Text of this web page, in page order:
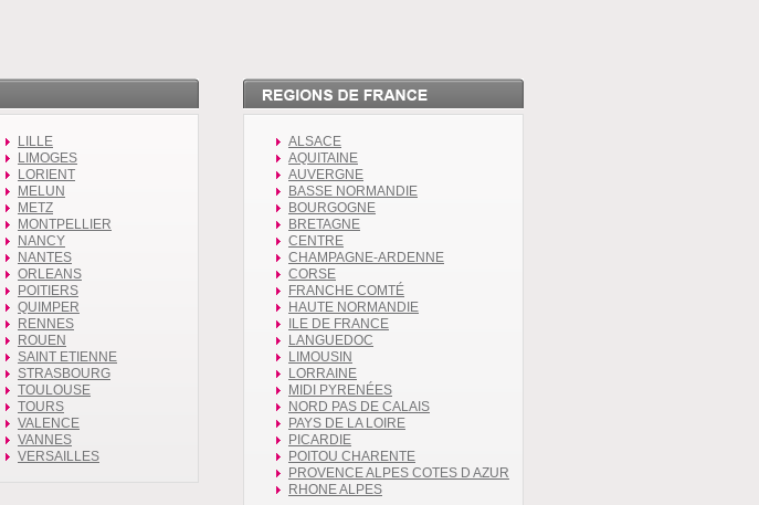
LILLE
LIMOGES
LORIENT
MELUN
METZ
MONTPELLIER
NANCY
NANTES
ORLEANS
POITIERS
QUIMPER
RENNES
ROUEN
SAINT ETIENNE
STRASBOURG
TOULOUSE
TOURS
VALENCE
VANNES
VERSAILLES
ALSACE
AQUITAINE
AUVERGNE
BASSE NORMANDIE
BOURGOGNE
BRETAGNE
CENTRE
CHAMPAGNE-ARDENNE
CORSE
FRANCHE COMTÉ
HAUTE NORMANDIE
ILE DE FRANCE
LANGUEDOC
LIMOUSIN
LORRAINE
MIDI PYRENÉES
NORD PAS DE CALAIS
PAYS DE LA LOIRE
PICARDIE
POITOU CHARENTE
PROVENCE ALPES COTES D AZUR
RHONE ALPES